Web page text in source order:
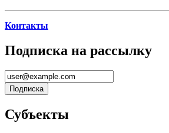
Контакты
Подписка на рассылку
Субъекты